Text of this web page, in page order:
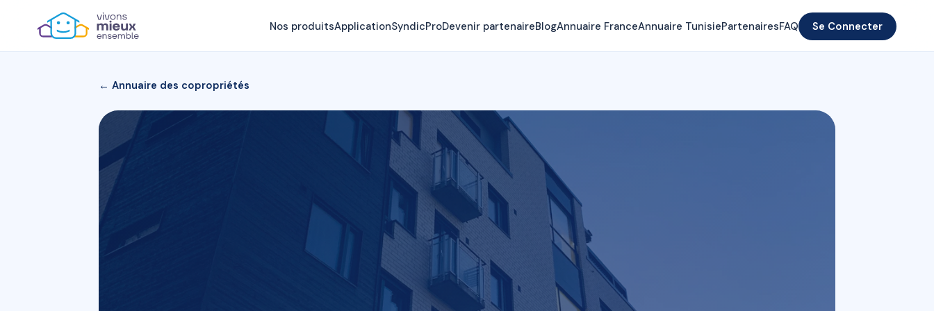
Nos produitsApplicationSyndicProDevenir partenaireBlogAnnuaire FranceAnnuaire TunisiePartenairesFAQ Se Connecter
← Annuaire des copropriétés